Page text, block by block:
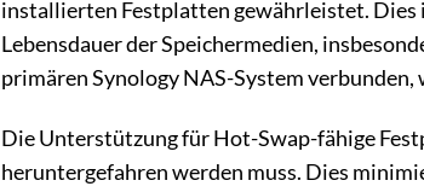
installierten Festplatten gewährleistet. Dies
Lebensdauer der Speichermedien,
primären Synology NAS-System
Die Unterstützung für Hot-Swap-fähige
heruntergefahren werden muss. Dies